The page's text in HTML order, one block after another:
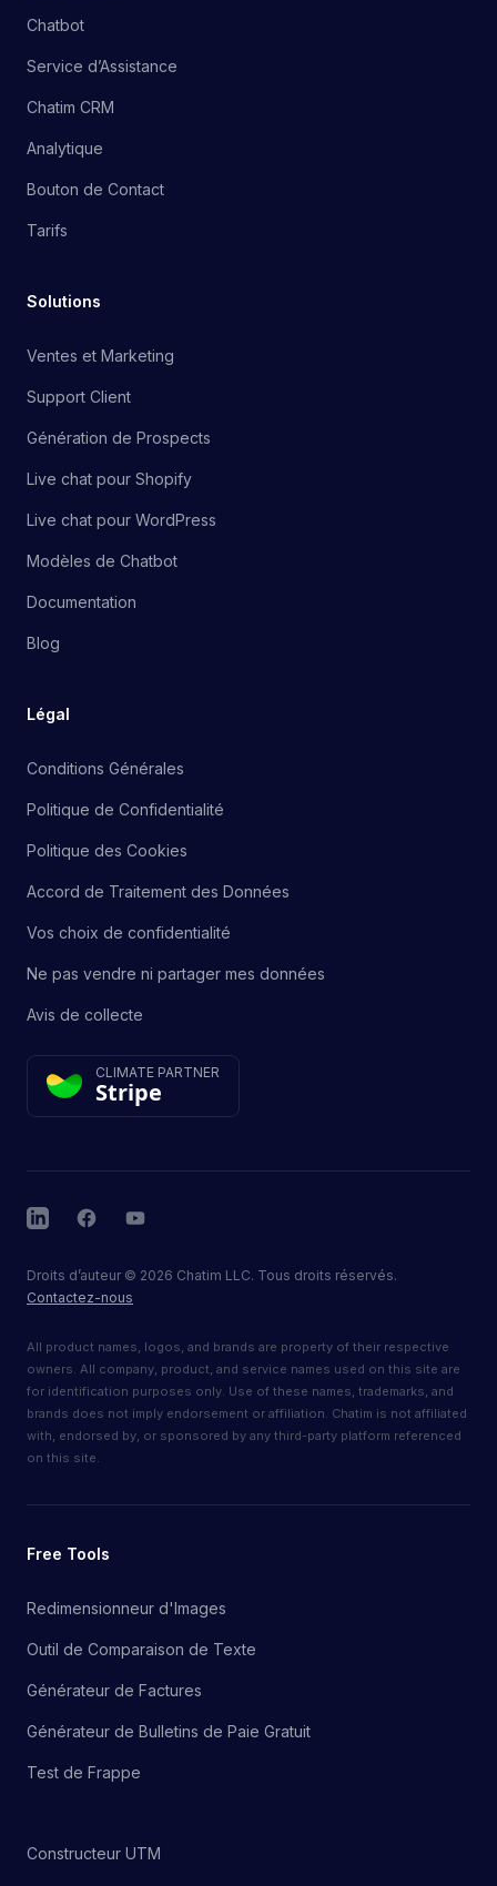
Chatbot
Service d’Assistance
Chatim CRM
Analytique
Bouton de Contact
Tarifs
Solutions
Ventes et Marketing
Support Client
Génération de Prospects
Live chat pour Shopify
Live chat pour WordPress
Modèles de Chatbot
Documentation
Blog
Légal
Conditions Générales
Politique de Confidentialité
Politique des Cookies
Accord de Traitement des Données
Vos choix de confidentialité
Ne pas vendre ni partager mes données
Avis de collecte
CLIMATE PARTNER
Stripe
LinkedInFacebookYouTube
Droits d’auteur © 2026 Chatim LLC. Tous droits réservés.
Contactez-nous
All product names, logos, and brands are property of their respective
owners. All company, product, and service names used on this site are
for identification purposes only. Use of these names, trademarks, and
brands does not imply endorsement or affiliation. Chatim is not affiliated
with, endorsed by, or sponsored by any third-party platform referenced
on this site.
Free Tools
Redimensionneur d'Images
Outil de Comparaison de Texte
Générateur de Factures
Générateur de Bulletins de Paie Gratuit
Test de Frappe
Constructeur UTM